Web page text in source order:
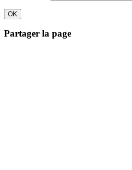
Partager la page